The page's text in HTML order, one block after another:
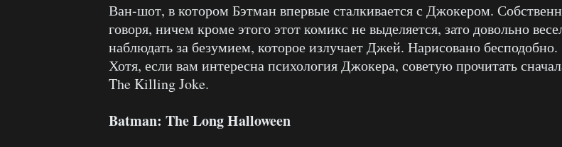
Ван-шот, в котором Бэтман впервые сталкивается с Джокером.
говоря, ничем кроме этого этот комикс не выделяется, зато довольно
наблюдать за безумием, которое излучает Джей. Нарисовано бесподобно.
Хотя, если вам интересна психология Джокера, советую прочитать
The Killing Joke.
Batman: The Long Halloween